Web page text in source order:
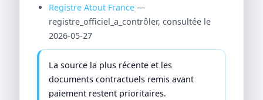
Registre Atout France—
registre_officiel_a_contrôler, consultée le
2026-05-27
La source la plus récente et les
documents contractuels remis avant
paiement restent prioritaires.